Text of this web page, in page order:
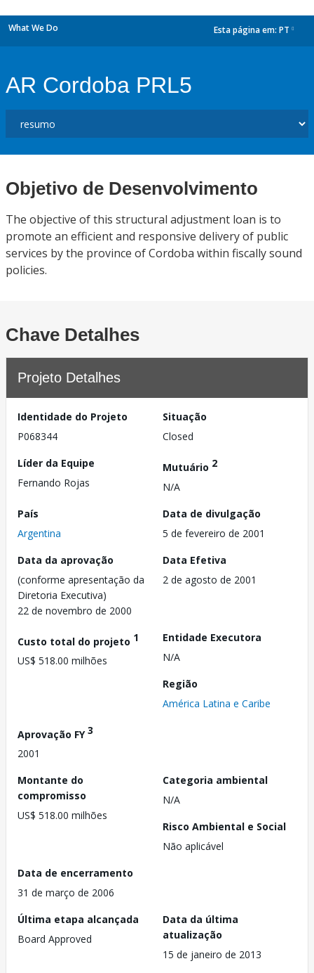
What We Do Esta página em: PT
AR Cordoba PRL5
Objetivo de Desenvolvimento
The objective of this structural adjustment loan is to
promote an efficient and responsive delivery of public
services by the province of Cordoba within fiscally sound
policies.
Chave Detalhes
Projeto Detalhes
Identidade do Projeto
P068344
Situação
Closed
Líder da Equipe
Fernando Rojas
Mutuário 2
N/A
País
Argentina
Data de divulgação
5 de fevereiro de 2001
Data da aprovação
(conforme apresentação da
Diretoria Executiva)
22 de novembro de 2000
Data Efetiva
2 de agosto de 2001
Custo total do projeto 1
US$ 518.00 milhões
Entidade Executora
N/A
Região
América Latina e Caribe
Aprovação FY3
2001
Montante do
compromisso
US$ 518.00 milhões
Categoria ambiental
N/A
Risco Ambiental e Social
Não aplicável
Data de encerramento
31 de março de 2006
Última etapa alcançada
Board Approved
Data da última
atualização
15 de janeiro de 2013